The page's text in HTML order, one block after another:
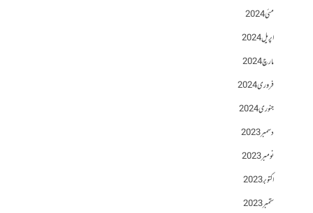
مئی 2024
اپریل 2024
مارچ 2024
فروری 2024
جنوری 2024
دسمبر 2023
نومبر 2023
اکتوبر 2023
ستمبر 2023